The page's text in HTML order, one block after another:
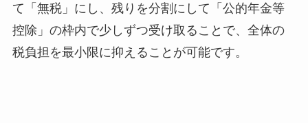
て「無税」にし、残りを分割にして「公的年金等
控除」の枠内で少しずつ受け取ることで、全体の
税負担を最小限に抑えることが可能です。